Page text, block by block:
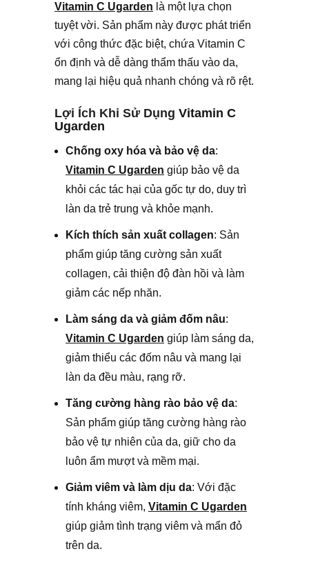
Vitamin C Ugarden là một lựa chọn
tuyệt vời. Sản phẩm này được phát triển
với công thức đặc biệt, chứa Vitamin C
ổn định và dễ dàng thẩm thấu vào da,
mang lại hiệu quả nhanh chóng và rõ rệt.
Lợi Ích Khi Sử Dụng Vitamin C
Ugarden
Chống oxy hóa và bảo vệ da:
Vitamin C Ugarden giúp bảo vệ da
khỏi các tác hại của gốc tự do, duy trì
làn da trẻ trung và khỏe mạnh.
Kích thích sản xuất collagen: Sản
phẩm giúp tăng cường sản xuất
collagen, cải thiện độ đàn hồi và làm
giảm các nếp nhăn.
Làm sáng da và giảm đốm nâu:
Vitamin C Ugarden giúp làm sáng da,
giảm thiểu các đốm nâu và mang lại
làn da đều màu, rạng rỡ.
Tăng cường hàng rào bảo vệ da:
Sản phẩm giúp tăng cường hàng rào
bảo vệ tự nhiên của da, giữ cho da
luôn ẩm mượt và mềm mại.
Giảm viêm và làm dịu da: Với đặc
tính kháng viêm, Vitamin C Ugarden
giúp giảm tình trạng viêm và mẩn đỏ
trên da.